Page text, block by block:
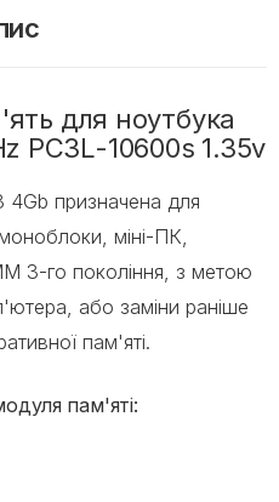
для ноутбука
PC3L-10600s 1.35v
4Gb призначена для
міні-ПК,
3-го покоління, з метою
або заміни раніше
пам'яті.
пам'яті: